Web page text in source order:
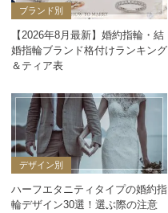
ブランド別
【2026年8月最新】婚約指輪・結
婚指輪ブランド格付けランキング
＆ティア表
デザイン別
ハーフエタニティタイプの婚約指
輪デザイン30選！選ぶ際の注意